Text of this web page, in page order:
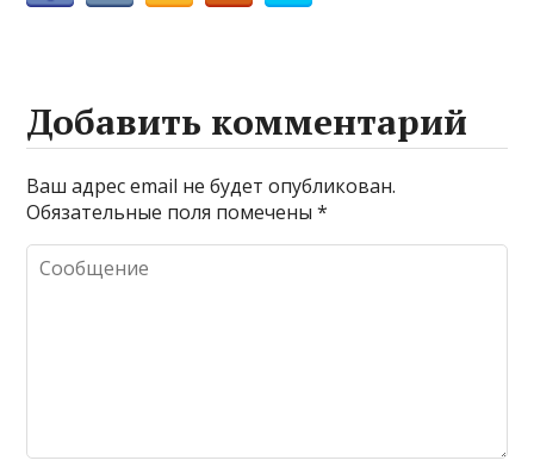
Добавить комментарий
Ваш адрес email не будет опубликован.
Обязательные поля помечены*